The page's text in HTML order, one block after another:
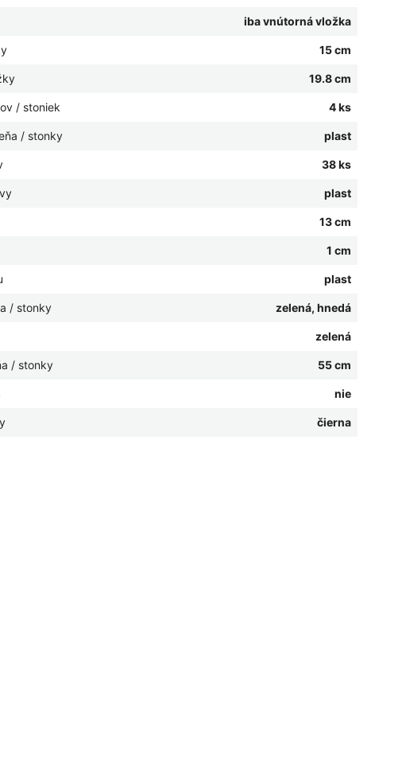
iba vnútorná vložka
15 cm
19.8 cm
/ stoniek 4 ks
/ stonky plast
38 ks
plast
13 cm
1 cm
plast
/ stonky zelená, hnedá
zelená
/ stonky 55 cm
nie
čierna